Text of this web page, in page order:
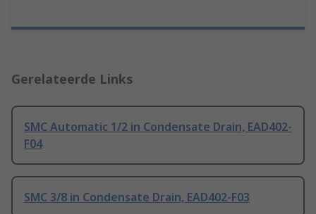
Gerelateerde Links
SMC Automatic 1/2 in Condensate Drain, EAD402-
F04
SMC 3/8 in Condensate Drain, EAD402-F03